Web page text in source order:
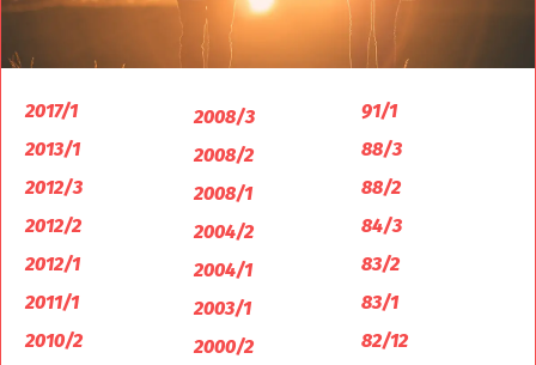
2017/1
2013/1
2012/3
2012/2
2012/1
2011/1
2010/2
2008/3
2008/2
2008/1
2004/2
2004/1
2003/1
2000/2
91/1
88/3
88/2
84/3
83/2
83/1
82/12